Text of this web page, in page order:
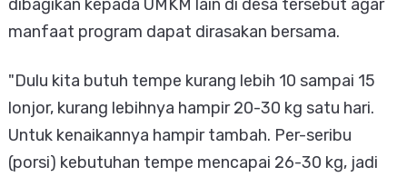
dibagikan kepada UMKM lain di desa tersebut agar
manfaat program dapat dirasakan bersama.
"Dulu kita butuh tempe kurang lebih 10 sampai 15
lonjor, kurang lebihnya hampir 20-30 kg satu hari.
Untuk kenaikannya hampir tambah. Per-seribu
(porsi) kebutuhan tempe mencapai 26-30 kg, jadi